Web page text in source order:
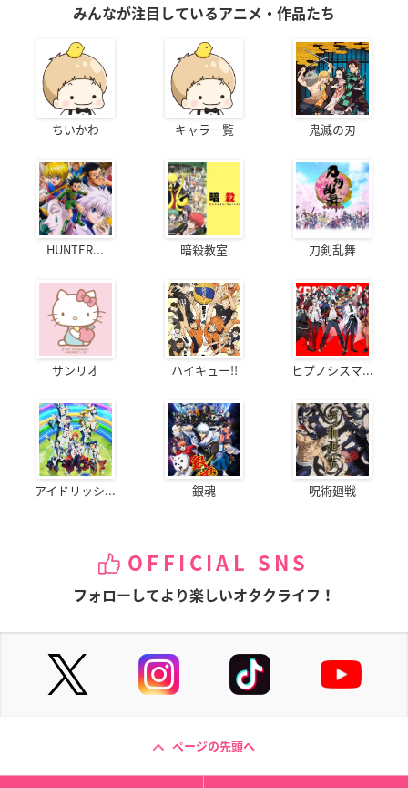
みんなが注目しているアニメ・作品たち
ちいかわ キャラ一覧 鬼滅の刃
HUNTER... 暗殺教室 刀剣乱舞
サンリオ ハイキュー!! ヒプノシスマ...
アイドリッシ... 銀魂 呪術廻戦
OFFICIAL SNS
フォローしてより楽しいオタクライフ！
ページの先頭へ